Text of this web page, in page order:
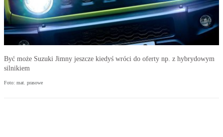
Być może Suzuki Jimny jeszcze kiedyś wróci do oferty np. z hybrydowym
silnikiem
Foto: mat. prasowe